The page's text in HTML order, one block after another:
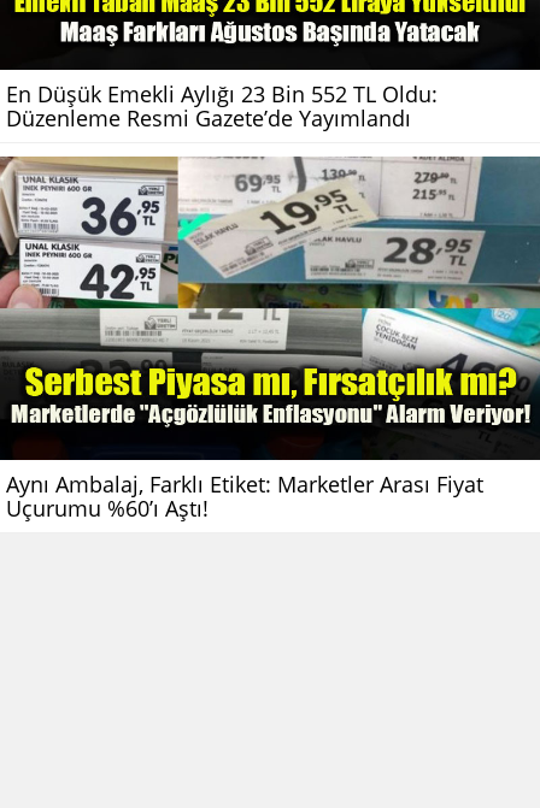
En Düşük Emekli Aylığı 23 Bin 552 TL Oldu:
Düzenleme Resmi Gazete’de Yayımlandı
Aynı Ambalaj, Farklı Etiket: Marketler Arası Fiyat
Uçurumu %60’ı Aştı!